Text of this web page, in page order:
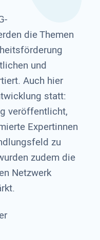
die Themen
und
Auch hier
statt:
veröffentlicht,
Expertinnen
zu
zudem die
Netzwerk